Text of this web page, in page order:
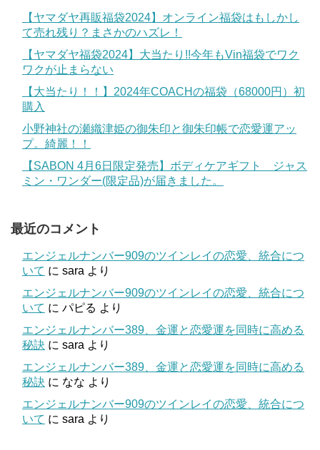
【ヤマダヤ再販福袋2024】オンライン福袋はもしかし
て売れ残り？まさかのハズレ！
【ヤマダヤ福袋2024】大当たり!!今年もVin福袋でワク
ワクが止まらない
【大当たり！！】2024年COACHの福袋（68000円）初
購入
小野神社の瀬織津姫の御朱印と御朱印帳で恋愛運アッ
プ。綺麗！！
【SABON 4月6日限定発売】ボディケアギフト ジャス
ミン・ワンダー(限定品)が届きました。
最近のコメント
エンジェルナンバー909のツインレイの恋愛、統合につ
いて に sara より
エンジェルナンバー909のツインレイの恋愛、統合につ
いて に パピる より
エンジェルナンバー389、金運と恋愛運を同時に高める
秘訣 に sara より
エンジェルナンバー389、金運と恋愛運を同時に高める
秘訣 に なな より
エンジェルナンバー909のツインレイの恋愛、統合につ
いて に sara より